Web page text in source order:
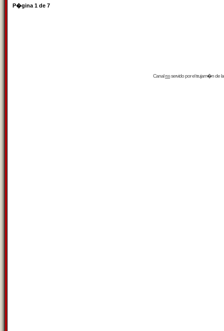
P�gina 1 de 7
Canalrssservido por eltrujam�nde